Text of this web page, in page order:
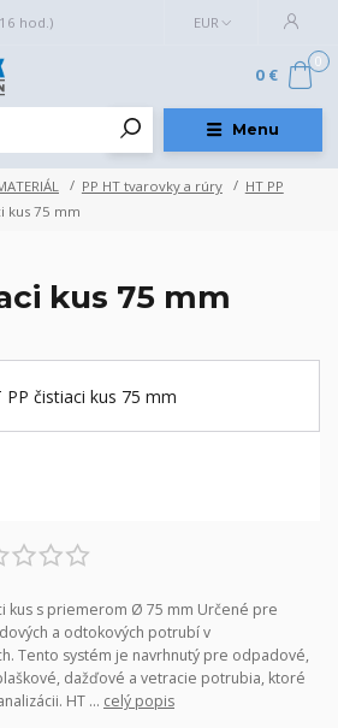
Menu
EUR
hod.)
0
0 €
PP HT tvarovky a rúry
HT PP
kus 75 mm
kus 75 mm
kus s priemerom Ø 75 mm Určené pre
a odtokových potrubí v
Tento systém je navrhnutý pre odpadové,
dažďové a vetracie potrubia, ktoré
HT ... celý popis